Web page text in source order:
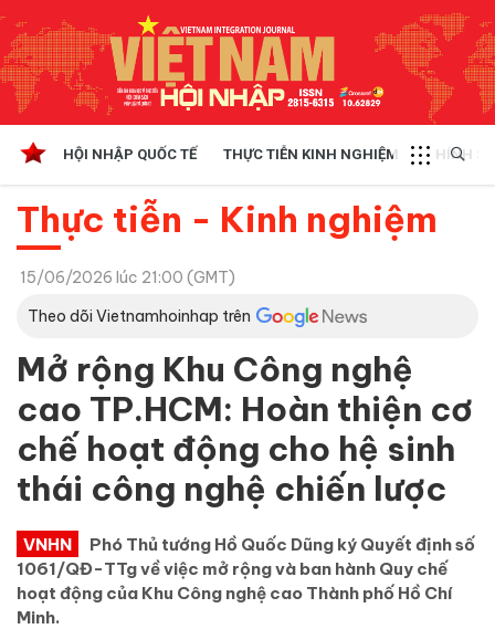
HỘI NHẬP QUỐC TẾ THỰC TIỄN KINH NGHIỆM CHÍNH
Thực tiễn - Kinh nghiệm
15/06/2026 lúc 21:00 (GMT)
Theo dõi Vietnamhoinhap trên
Mở rộng Khu Công nghệ
cao TP.HCM: Hoàn thiện cơ
chế hoạt động cho hệ sinh
thái công nghệ chiến lược
VNHN
Phó Thủ tướng Hồ Quốc Dũng ký Quyết định số
1061/QĐ-TTg về việc mở rộng và ban hành Quy chế
hoạt động của Khu Công nghệ cao Thành phố Hồ Chí
Minh.